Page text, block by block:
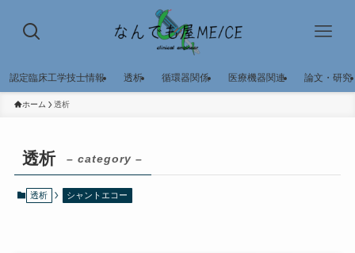
認定臨床工学技士情報 透析 循環器関係 医療機器関連 論文・研究
ホーム 透析
透析 – category –
透析 シャントエコー